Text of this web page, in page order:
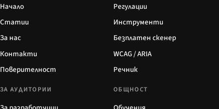
Начало
Статии
За нас
Контакти
Поверителност
Регулации
Инструменти
Безплатен скенер
WCAG / ARIA
Речник
ЗА АУДИТОРИИ ОБЩНОСТ